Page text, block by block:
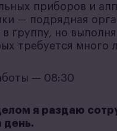
приборов и
— подрядная
в группу, но
требуется много
— 08:30
я раздаю
день.